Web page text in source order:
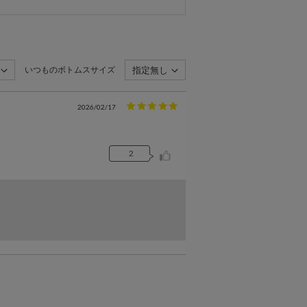
いつものボトムスサイズ 指定無し
2026/02/17
2